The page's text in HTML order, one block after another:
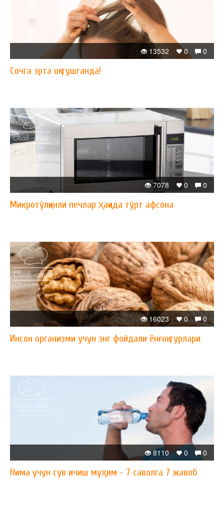
0
0
13532
Сочга эрта оқ тушганда!
0
0
7078
Микротўлқинли печлар ҳақида тўрт афсона
0
0
16023
Инсон организми учун энг фойдали ёнғоқ турлари
0
0
8110
Нима учун сув ичиш муҳим - 7 саволга 7 жавоб